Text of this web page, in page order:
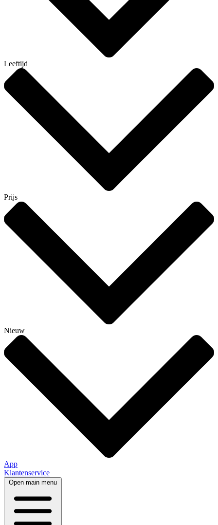
Leeftijd
Prijs
Nieuw
App
Klantenservice
Open main menu